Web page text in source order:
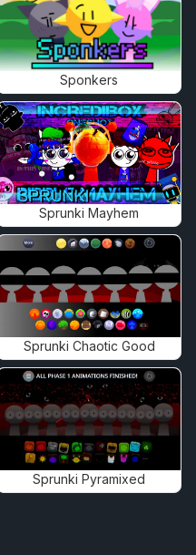
Sponkers
Sprunki Mayhem
Sprunki Chaotic Good
Sprunki Pyramixed